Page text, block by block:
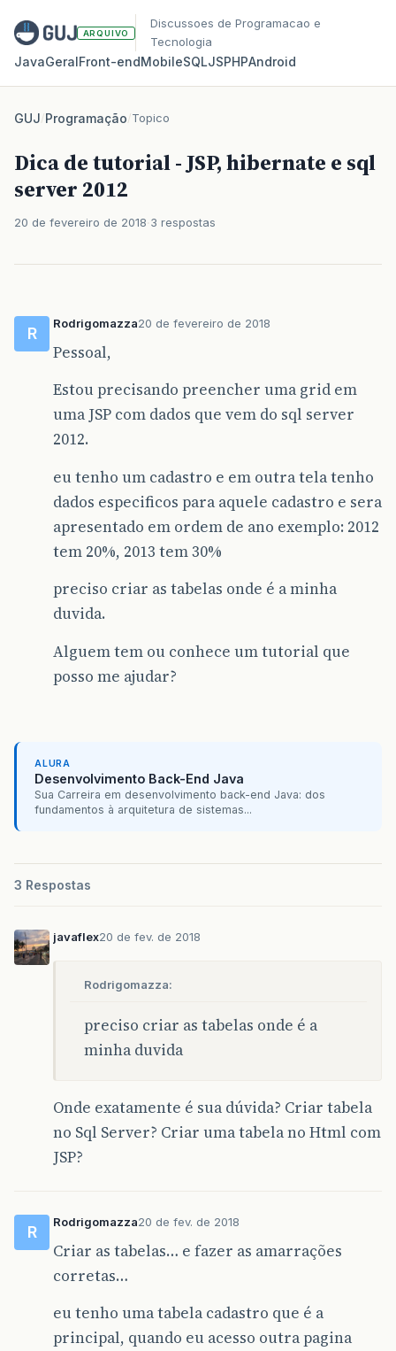
ARQUIVO
Discussoes de Programacao e
Tecnologia
JavaGeralFront‑endMobileSQLJSPHPAndroid
GUJ/Programação/Topico
Dica de tutorial - JSP, hibernate e sql
server 2012
20 de fevereiro de 2018 3 respostas
R
Rodrigomazza20 de fevereiro de 2018
Pessoal,
Estou precisando preencher uma grid em
uma JSP com dados que vem do sql server
2012.
eu tenho um cadastro e em outra tela tenho
dados especificos para aquele cadastro e sera
apresentado em ordem de ano exemplo: 2012
tem 20%, 2013 tem 30%
preciso criar as tabelas onde é a minha
duvida.
Alguem tem ou conhece um tutorial que
posso me ajudar?
ALURA
Desenvolvimento Back-End Java
Sua Carreira em desenvolvimento back-end Java: dos
fundamentos à arquitetura de sistemas...
3 Respostas
javaflex20 de fev. de 2018
Rodrigomazza:
preciso criar as tabelas onde é a
minha duvida
Onde exatamente é sua dúvida? Criar tabela
no Sql Server? Criar uma tabela no Html com
JSP?
R
Rodrigomazza20 de fev. de 2018
Criar as tabelas… e fazer as amarrações
corretas…
eu tenho uma tabela cadastro que é a
principal, quando eu acesso outra pagina